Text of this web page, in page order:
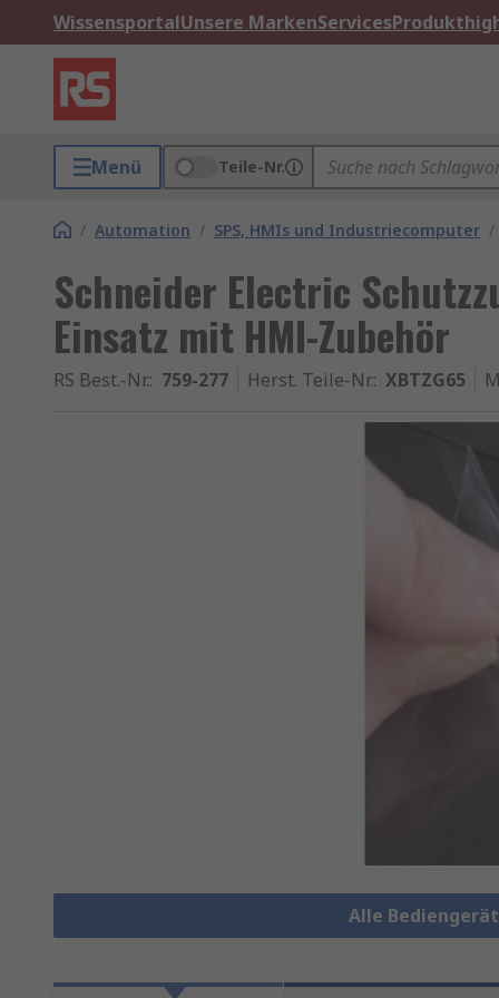
WissensportalUnsere MarkenServices
Menü Teile-Nr.
/ Automation / SPS, HMIs und Industriecomputer /
Schneider Electric
Einsatz mit HMI-Zubehör
RS Best.-Nr.: 759-277 Herst. Teile-Nr.: XBTZG65
Alle